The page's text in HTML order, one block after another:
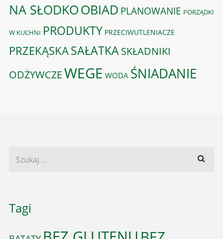
NA SŁODKOOBIAD PLANOWANIE PORZĄDKI
W KUCHNI PRODUKTY PRZECIWUTLENIACZE
PRZEKĄSKASAŁATKASKŁADNIKI
ODŻYWCZEWEGE WODA ŚNIADANIE
Tagi